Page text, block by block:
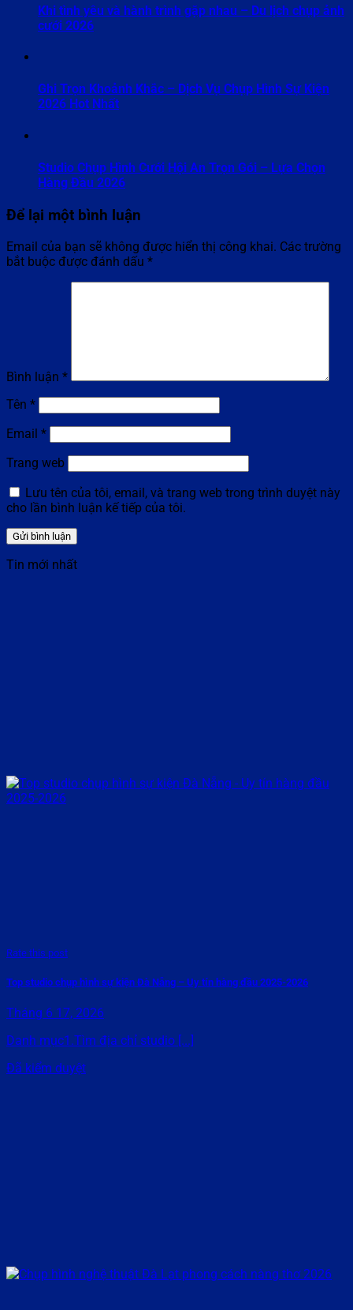
Khi tình yêu và hành trình gặp nhau – Du lịch chụp ảnh
cưới 2026
Ghi Trọn Khoảnh Khắc – Dịch Vụ Chụp Hình Sự Kiện
2026 Hot Nhất
Studio Chụp Hình Cưới Hội An Trọn Gói – Lựa Chọn
Hàng Đầu 2026
Để lại một bình luận
Email của bạn sẽ không được hiển thị công khai. Các trường
bắt buộc được đánh dấu *
Bình luận *
Tên *
Email *
Trang web
Lưu tên của tôi, email, và trang web trong trình duyệt này
cho lần bình luận kế tiếp của tôi.
Tin mới nhất
Rate this post
Top studio chụp hình sự kiện Đà Nẵng – Uy tín hàng đầu 2025-2026
Tháng 6 17, 2026
Danh mục1.Tìm địa chỉ studio [...]
Đã kiểm duyệt